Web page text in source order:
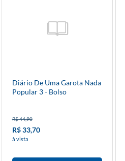
Diário De Uma Garota Nada
Popular 3 - Bolso
R$ 44,90
R$ 33,70
à vista